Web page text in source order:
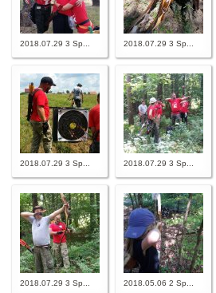
2018.07.29 3 Sp... 2018.07.29 3 Sp...
2018.07.29 3 Sp... 2018.07.29 3 Sp...
2018.07.29 3 Sp... 2018.05.06 2 Sp...